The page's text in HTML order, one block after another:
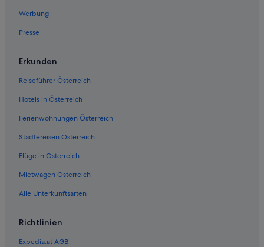
Werbung
Presse
Erkunden
Reiseführer Österreich
Hotels in Österreich
Ferienwohnungen Österreich
Städtereisen Österreich
Flüge in Österreich
Mietwagen Österreich
Alle Unterkunftsarten
Richtlinien
Expedia.at AGB